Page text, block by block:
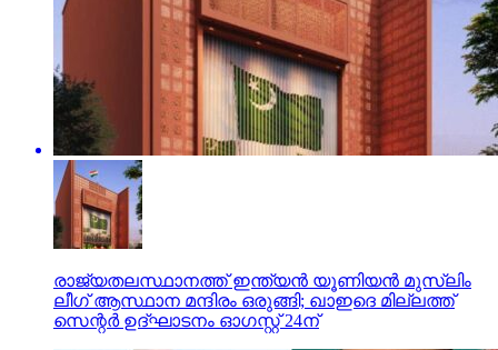
രാജ്യതലസ്ഥാനത്ത് ഇന്ത്യന്‍ യൂണിയന്‍ മുസ്‌ലിം
ലീഗ് ആസ്ഥാന മന്ദിരം ഒരുങ്ങി; ഖാഇദെ മില്ലത്ത്
സെന്റര്‍ ഉദ്ഘാടനം ഓഗസ്റ്റ് 24ന്